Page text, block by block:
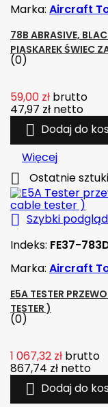
Marka: Aircraft
78B ABRASIVE,
PIASKAREK ŚWIEC
(0)
59,00 zł brutto
47,97 zł netto
 Dodaj do
Więcej
 Ostatnie
 Szybki podgląd
Indeks: FE37-
Marka: Aircraft
E5A TESTER
TESTER )
(0)
1 067,32 zł brutto
867,74 zł netto
 Dodaj do